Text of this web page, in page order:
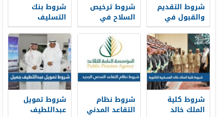
شروط التقديم
والقبول في
وظائف الدفاع
المدني 1448
شروط ترخيص
السلاح في
السعودية 1448
شروط بنك
التسليف
الجديدة 1448
للنساء بدون
كفيل
شروط كلية
الملك خالد
شروط نظام
التقاعد المدني
شروط تمويل
عبداللطيف